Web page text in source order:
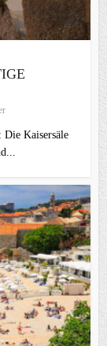
Die Kaisersäle